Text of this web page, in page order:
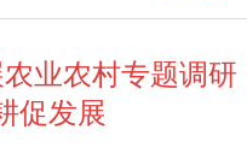
业农村专题调研
促发展